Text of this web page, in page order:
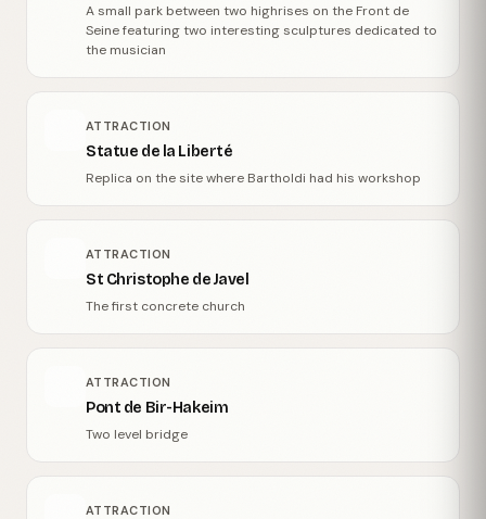
A small park between two highrises on the Front de
Seine featuring two interesting sculptures dedicated to
the musician
ATTRACTION
Statue de la Liberté
Replica on the site where Bartholdi had his workshop
ATTRACTION
St Christophe de Javel
The first concrete church
ATTRACTION
Pont de Bir-Hakeim
Two level bridge
ATTRACTION